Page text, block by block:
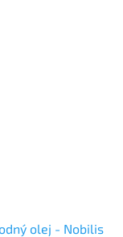
olej - Nobilis